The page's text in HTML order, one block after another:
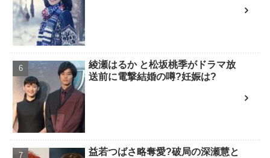
綾瀬はるか と松坂桃季がドラマ放
送前に電撃結婚の噂?妊娠は?
益若つばさ略奪愛?破局の深瀬慧と